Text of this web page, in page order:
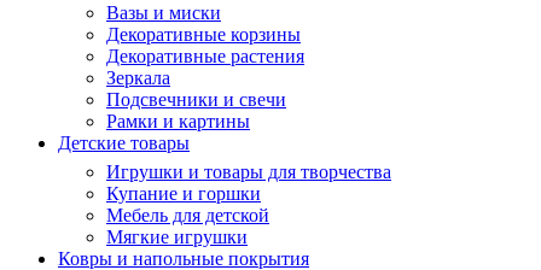
Вазы и миски
Декоративные корзины
Декоративные растения
Зеркала
Подсвечники и свечи
Рамки и картины
Детские товары
Игрушки и товары для творчества
Купание и горшки
Мебель для детской
Мягкие игрушки
Ковры и напольные покрытия